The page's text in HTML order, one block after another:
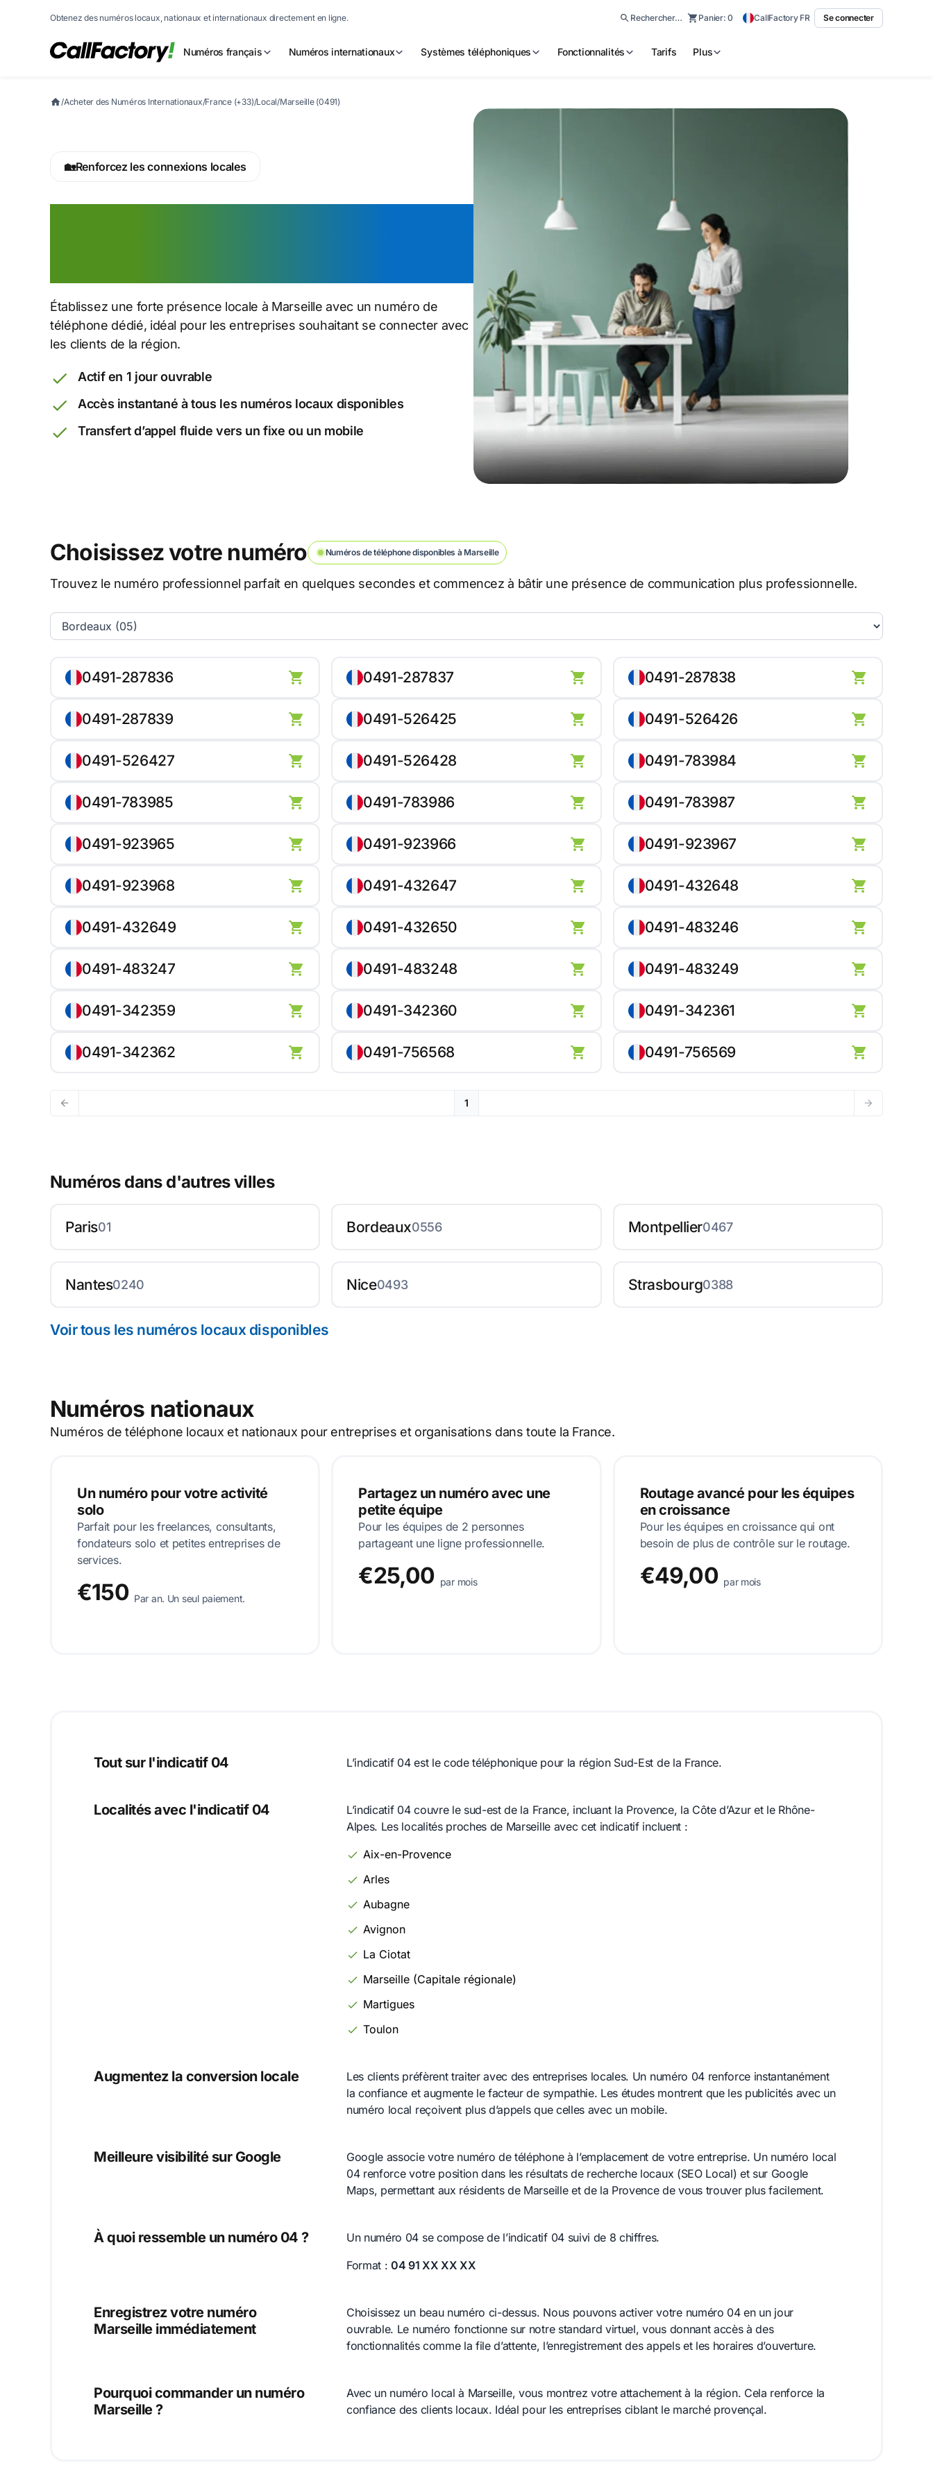
Obtenez des numéros locaux, nationaux et internationaux directement en ligne. Rechercher… Panier:0 CallFactory FR Se connecter
Numéros français Numéros internationaux Systèmes téléphoniques Fonctionnalités Tarifs Plus
/Acheter des Numéros Internationaux/France (+33)/Local/Marseille (0491)
🏡Renforcez les connexions locales
Établissez une forte présence locale à Marseille avec un numéro de
téléphone dédié, idéal pour les entreprises souhaitant se connecter avec
les clients de la région.
Actif en 1 jour ouvrable
Accès instantané à tous les numéros locaux disponibles
Transfert d’appel fluide vers un fixe ou un mobile
Choisissez votre numéro Numéros de téléphone disponibles à Marseille
Trouvez le numéro professionnel parfait en quelques secondes et commencez à bâtir une présence de communication plus professionnelle.
0491-287836
0491-287839
0491-526427
0491-783985
0491-923965
0491-923968
0491-432649
0491-483247
0491-342359
0491-342362
0491-287837
0491-526425
0491-526428
0491-783986
0491-923966
0491-432647
0491-432650
0491-483248
0491-342360
0491-756568
0491-287838
0491-526426
0491-783984
0491-783987
0491-923967
0491-432648
0491-483246
0491-483249
0491-342361
0491-756569
1
Numéros dans d'autres villes
Paris01 Bordeaux0556 Montpellier0467
Nantes0240 Nice0493 Strasbourg0388
Voir tous les numéros locaux disponibles
Numéros nationaux
Numéros de téléphone locaux et nationaux pour entreprises et organisations dans toute la France.
Un numéro pour votre activité
solo
Parfait pour les freelances, consultants,
fondateurs solo et petites entreprises de
services.
€150 Par an. Un seul paiement.
Partagez un numéro avec une
petite équipe
Pour les équipes de 2 personnes
partageant une ligne professionnelle.
€25,00 par mois
Routage avancé pour les équipes
en croissance
Pour les équipes en croissance qui ont
besoin de plus de contrôle sur le routage.
€49,00 par mois
Tout sur l'indicatif 04 L’indicatif 04 est le code téléphonique pour la région Sud-Est de la France.
Localités avec l'indicatif 04
L’indicatif 04 couvre le sud-est de la France, incluant la Provence, la Côte d’Azur et le Rhône-
Alpes. Les localités proches de Marseille avec cet indicatif incluent :
Aix-en-Provence
Arles
Aubagne
Avignon
La Ciotat
Marseille (Capitale régionale)
Martigues
Toulon
Augmentez la conversion locale
Les clients préfèrent traiter avec des entreprises locales. Un numéro 04 renforce instantanément
la confiance et augmente le facteur de sympathie. Les études montrent que les publicités avec un
numéro local reçoivent plus d’appels que celles avec un mobile.
Meilleure visibilité sur Google
Google associe votre numéro de téléphone à l’emplacement de votre entreprise. Un numéro local
04 renforce votre position dans les résultats de recherche locaux (SEO Local) et sur Google
Maps, permettant aux résidents de Marseille et de la Provence de vous trouver plus facilement.
À quoi ressemble un numéro 04 ?
Un numéro 04 se compose de l’indicatif 04 suivi de 8 chiffres.
Format :04 91 XX XX XX
Enregistrez votre numéro
Marseille immédiatement
Choisissez un beau numéro ci-dessus. Nous pouvons activer votre numéro 04 en un jour
ouvrable. Le numéro fonctionne sur notre standard virtuel, vous donnant accès à des
fonctionnalités comme la file d’attente, l’enregistrement des appels et les horaires d’ouverture.
Pourquoi commander un numéro
Marseille ?
Avec un numéro local à Marseille, vous montrez votre attachement à la région. Cela renforce la
confiance des clients locaux. Idéal pour les entreprises ciblant le marché provençal.